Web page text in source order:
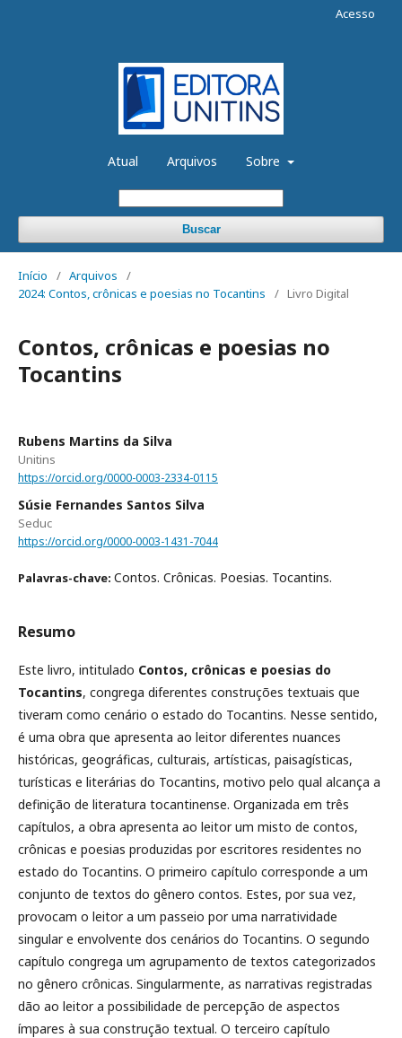
Atual Arquivos Sobre
Buscar
Acesso
Início / Arquivos
/
2024: Contos, crônicas e poesias no Tocantins
/ Livro Digital
Contos, crônicas e poesias no
Tocantins
Rubens Martins da Silva
Unitins
https://orcid.org/0000-0003-2334-0115
Súsie Fernandes Santos Silva
Seduc
https://orcid.org/0000-0003-1431-7044
Palavras-chave: Contos. Crônicas. Poesias. Tocantins.
Resumo
Este livro, intitulado Contos, crônicas e poesias do
Tocantins, congrega diferentes constru­ções textuais que
tiveram como cenário o estado do Tocantins. Nesse sentido,
é uma obra que apre­senta ao leitor diferentes nuances
históricas, geográficas, culturais, artísticas, paisagísticas,
turísticas e literárias do Tocantins, motivo pelo qual alcança a
definição de literatura tocantinense. Organizada em três
capítulos, a obra apresenta ao leitor um misto de contos,
crônicas e poesias produzidas por escritores residentes no
estado do Tocantins. O primeiro capítulo corresponde a um
conjunto de textos do gênero contos. Estes, por sua vez,
provocam o leitor a um passeio por uma narratividade
singular e envolvente dos cenários do Tocan­tins. O segundo
capítulo congrega um agrupamento de textos categorizados
no gênero crônicas. Sin­gularmente, as narrativas registradas
dão ao leitor a possibilidade de percepção de aspectos
ímpares à sua construção textual. O terceiro capítulo